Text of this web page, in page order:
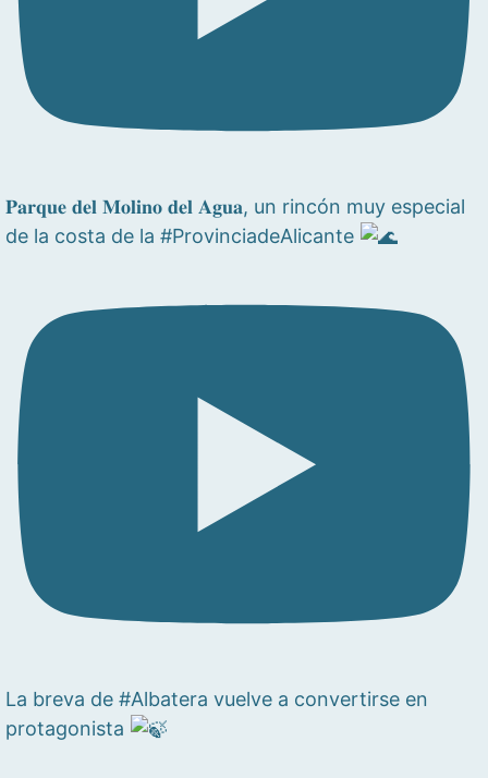
𝐏𝐚𝐫𝐪𝐮𝐞 𝐝𝐞𝐥 𝐌𝐨𝐥𝐢𝐧𝐨 𝐝𝐞𝐥 𝐀𝐠𝐮𝐚, un rincón muy especial
de la costa de la #ProvinciadeAlicante
La breva de #Albatera vuelve a convertirse en
protagonista